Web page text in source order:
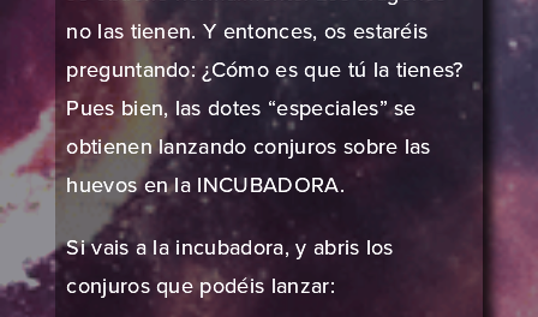
no las tienen. Y entonces, os estaréis
preguntando: ¿Cómo es que tú la tienes?
Pues bien, las dotes “especiales” se
obtienen lanzando conjuros sobre las
huevos en la INCUBADORA.
Si vais a la incubadora, y abris los
conjuros que podéis lanzar: